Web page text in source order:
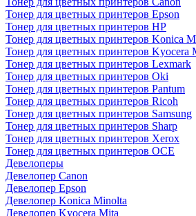
Тонер для цветных принтеров Epson
Тонер для цветных принтеров HP
Тонер для цветных принтеров Konica
Тонер для цветных принтеров Kyocera
Тонер для цветных принтеров Lexmark
Тонер для цветных принтеров Oki
Тонер для цветных принтеров Pantum
Тонер для цветных принтеров Ricoh
Тонер для цветных принтеров Samsung
Тонер для цветных принтеров Sharp
Тонер для цветных принтеров Xerox
Тонер для цветных принтеров OCE
Девелоперы
Девелопер Canon
Девелопер Epson
Девелопер Konica Minolta
Девелопер Kyocera Mita